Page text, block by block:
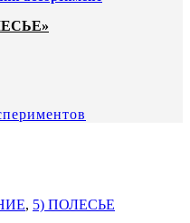
, 5) ПОЛЕСЬЕ